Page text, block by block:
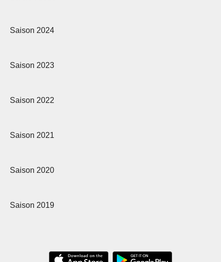
Saison 2024
Saison 2023
Saison 2022
Saison 2021
Saison 2020
Saison 2019